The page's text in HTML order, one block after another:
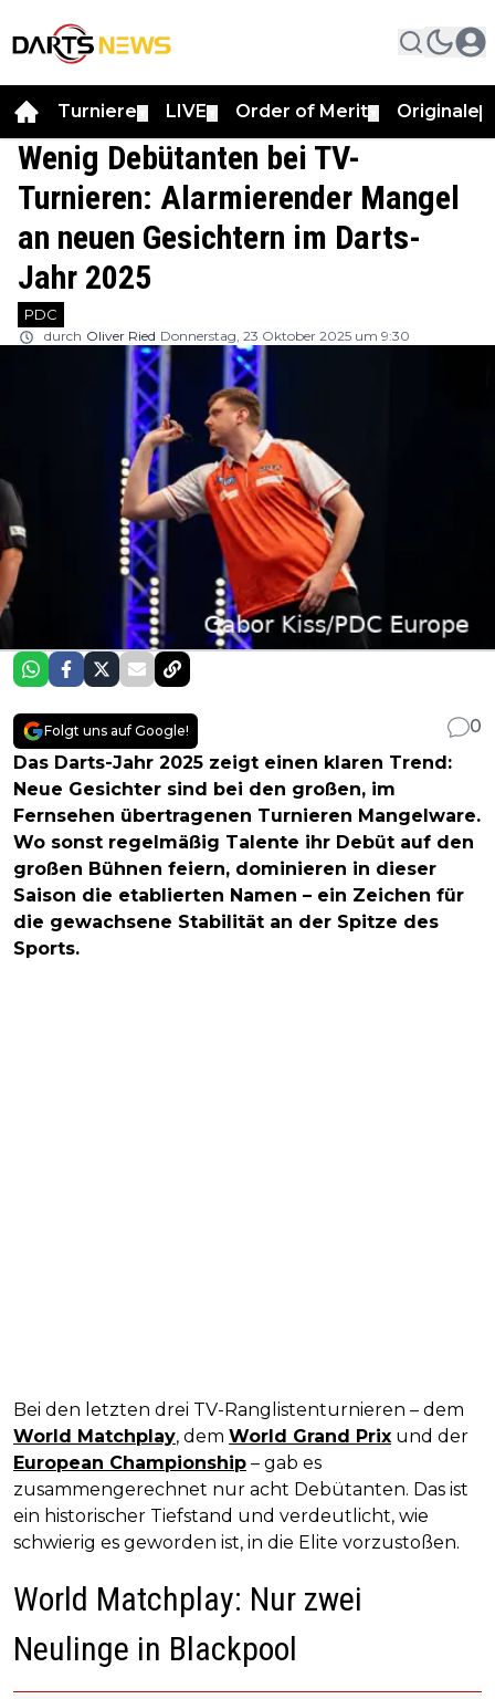
Turniere LIVE Order of Merit Originale
Wenig Debütanten bei TV-
Turnieren: Alarmierender Mangel
an neuen Gesichtern im Darts-
Jahr 2025
PDC
durch Oliver Ried Donnerstag, 23 Oktober 2025 um 9:30
Folgt uns auf Google!
0
Das Darts-Jahr 2025 zeigt einen klaren Trend:
Neue Gesichter sind bei den großen, im
Fernsehen übertragenen Turnieren Mangelware.
Wo sonst regelmäßig Talente ihr Debüt auf den
großen Bühnen feiern, dominieren in dieser
Saison die etablierten Namen – ein Zeichen für
die gewachsene Stabilität an der Spitze des
Sports.
Bei den letzten drei TV-Ranglistenturnieren – dem
World Matchplay, dem World Grand Prix und der
European Championship – gab es
zusammengerechnet nur acht Debütanten. Das ist
ein historischer Tiefstand und verdeutlicht, wie
schwierig es geworden ist, in die Elite vorzustoßen.
World Matchplay: Nur zwei
Neulinge in Blackpool